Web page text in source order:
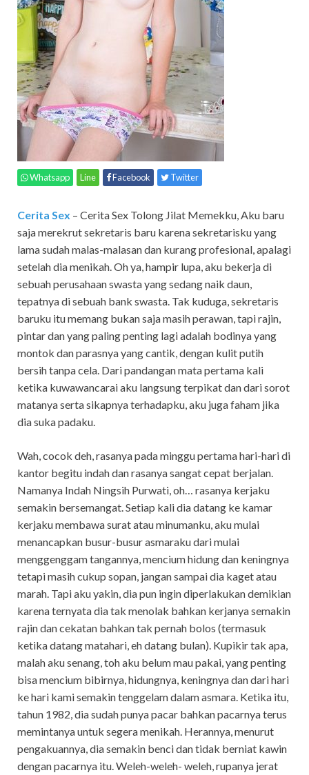
Whatsapp Line Facebook Twitter
Cerita Sex – Cerita Sex Tolong Jilat Memekku, Aku baru
saja merekrut sekretaris baru karena sekretarisku yang
lama sudah malas-malasan dan kurang profesional, apalagi
setelah dia menikah. Oh ya, hampir lupa, aku bekerja di
sebuah perusahaan swasta yang sedang naik daun,
tepatnya di sebuah bank swasta. Tak kuduga, sekretaris
baruku itu memang bukan saja masih perawan, tapi rajin,
pintar dan yang paling penting lagi adalah bodinya yang
montok dan parasnya yang cantik, dengan kulit putih
bersih tanpa cela. Dari pandangan mata pertama kali
ketika kuwawancarai aku langsung terpikat dan dari sorot
matanya serta sikapnya terhadapku, aku juga faham jika
dia suka padaku.
Wah, cocok deh, rasanya pada minggu pertama hari-hari di
kantor begitu indah dan rasanya sangat cepat berjalan.
Namanya Indah Ningsih Purwati, oh… rasanya kerjaku
semakin bersemangat. Setiap kali dia datang ke kamar
kerjaku membawa surat atau minumanku, aku mulai
menancapkan busur-busur asmaraku dari mulai
menggenggam tangannya, mencium hidung dan keningnya
tetapi masih cukup sopan, jangan sampai dia kaget atau
marah. Tapi aku yakin, dia pun ingin diperlakukan demikian
karena ternyata dia tak menolak bahkan kerjanya semakin
rajin dan cekatan bahkan tak pernah bolos (termasuk
ketika datang matahari, eh datang bulan). Kupikir tak apa,
malah aku senang, toh aku belum mau pakai, yang penting
bisa mencium bibirnya, hidungnya, keningnya dan dari hari
ke hari kami semakin tenggelam dalam asmara. Ketika itu,
tahun 1982, dia sudah punya pacar bahkan pacarnya terus
memintanya untuk segera menikah. Herannya, menurut
pengakuannya, dia semakin benci dan tidak berniat kawin
dengan pacarnya itu. Weleh-weleh- weleh, rupanya jerat